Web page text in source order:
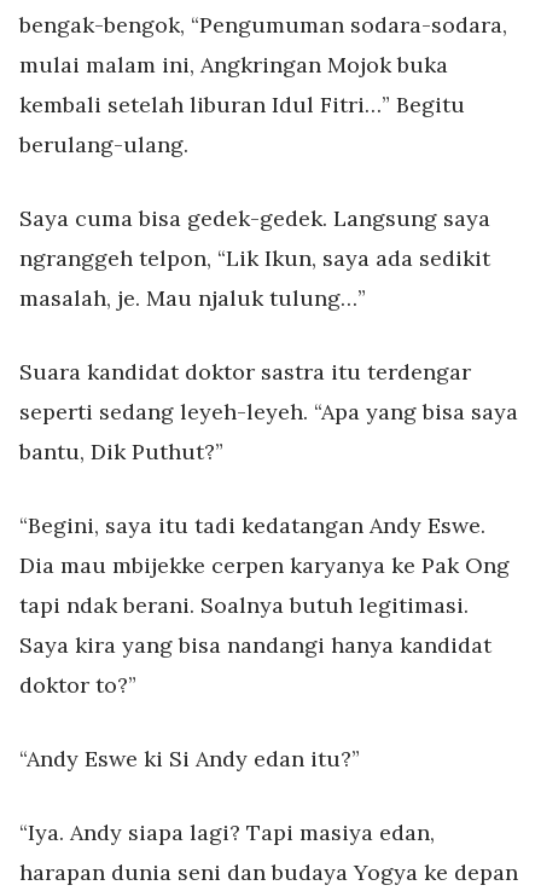
bengak-bengok, “Pengumuman sodara-sodara,
mulai malam ini, Angkringan Mojok buka
kembali setelah liburan Idul Fitri…” Begitu
berulang-ulang.
Saya cuma bisa gedek-gedek. Langsung saya
ngranggeh telpon, “Lik Ikun, saya ada sedikit
masalah, je. Mau njaluk tulung…”
Suara kandidat doktor sastra itu terdengar
seperti sedang leyeh-leyeh. “Apa yang bisa saya
bantu, Dik Puthut?”
“Begini, saya itu tadi kedatangan Andy Eswe.
Dia mau mbijekke cerpen karyanya ke Pak Ong
tapi ndak berani. Soalnya butuh legitimasi.
Saya kira yang bisa nandangi hanya kandidat
doktor to?”
“Andy Eswe ki Si Andy edan itu?”
“Iya. Andy siapa lagi? Tapi masiya edan,
harapan dunia seni dan budaya Yogya ke depan